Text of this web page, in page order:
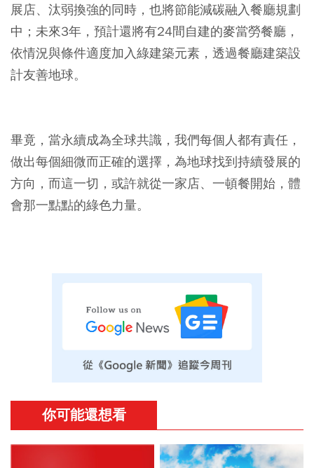
展店、汰弱換強的同時，也將節能減碳融入餐廳規劃
中；未來3年，預計還將有24間自建的麥當勞餐廳，
依情況與條件適度加入綠建築元素，透過餐廳建築設
計友善地球。
畢竟，當永續成為全球共識，我們每個人都有責任，
做出每個細微而正確的選擇，為地球找到持續發展的
方向，而這一切，或許就從一家店、一頓餐開始，體
會那一點點的綠色力量。